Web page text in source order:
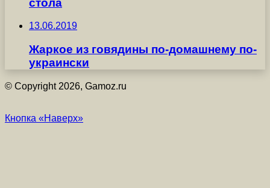
13.06.2019
Жаркое из говядины по-домашнему по-
украински
© Copyright 2026, Gamoz.ru
Кнопка «Наверх»